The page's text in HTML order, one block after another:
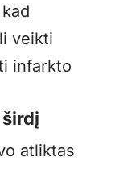
veikti
infarkto
atliktas